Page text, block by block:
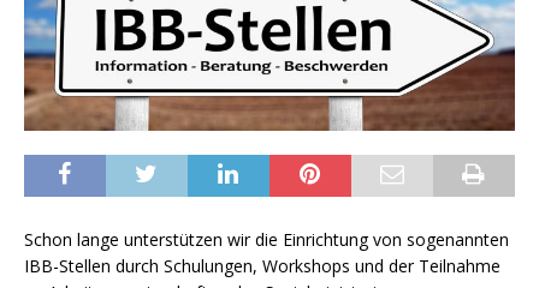
Schon lange unterstützen wir die Einrichtung von sogenannten
IBB-Stellen durch Schulungen, Workshops und der Teilnahme